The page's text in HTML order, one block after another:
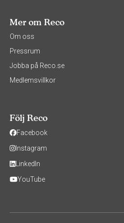
Mer om Reco
Om oss
Pressrum
Jobba på Reco.se
Medlemsvillkor
Följ Reco
Facebook
Instagram
LinkedIn
YouTube